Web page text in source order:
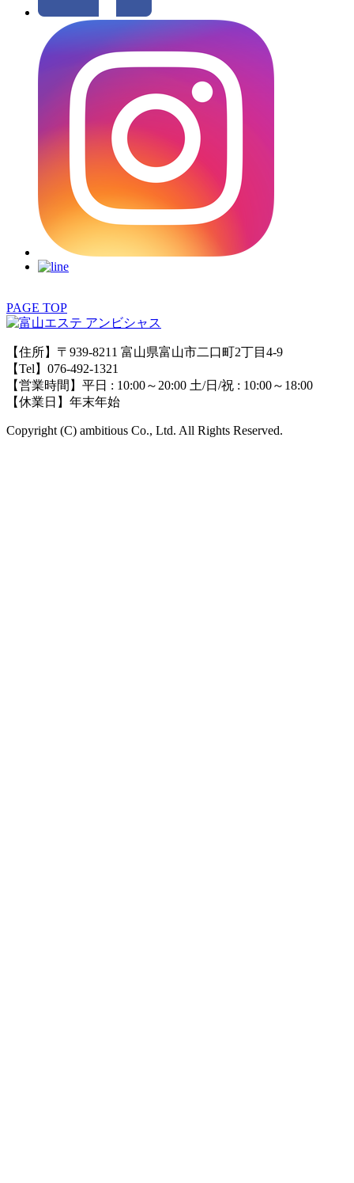
PAGE TOP
【住所】〒939-8211 富山県富山市二口町2丁目4-9
【Tel】076-492-1321
【営業時間】平日 : 10:00～20:00 土/日/祝 : 10:00～18:00
【休業日】年末年始
Copyright (C) ambitious Co., Ltd. All Rights Reserved.